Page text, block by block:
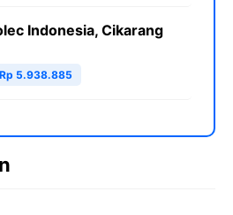
Indonesia, Cikarang
Rp 5.938.885